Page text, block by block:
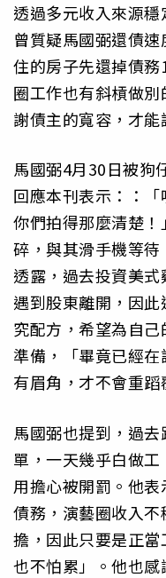
透過多元收入來源
曾質疑馬國弼還債
住的房子先還掉債
圈工作也有斜槓做
謝債主的寬容，才能
馬國弼4月30日被狗
回應本刊表示：：
你們拍得那麼清楚
碎，與其滑手機等
透露，過去投資美
遇到股東離開，因
究配方，希望為自
準備，「畢竟已經
有眉角，才不會重蹈
馬國弼也提到，過
單，一天幾乎白做
用擔心被開罰。他
債務，演藝圈收入
擔，因此只要是正
也不怕累」。他也